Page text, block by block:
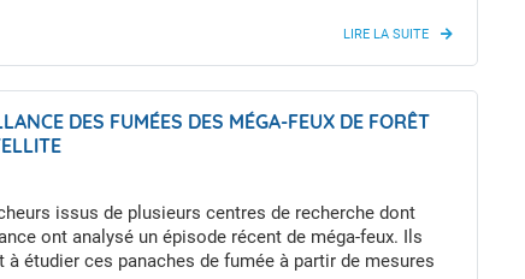
fortes variations de l’enneigement naturel d’une
climatique. Mais quelle est l’influence de ces
gestion de la neige sur le débit des cours d’eau en
versants dans lesquels figurent des pistes de
de cas, pilotée par Météo-France, a été menée à la
avec la Compagnie des Alpes et plusieurs organismes
français (CNRM (Météo-France – CNRS), LESSEM
IGE (Univ. Grenoble Alpes – CNRS – IRD –
DES FUMÉES DES MÉGA-FEUX DE FORÊT
issus de plusieurs centres de recherche dont
ont analysé un épisode récent de méga-feux. Ils
à étudier ces panaches de fumée à partir de mesures